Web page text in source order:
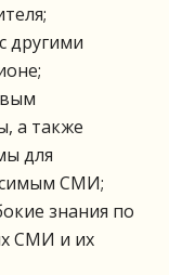
другими
а также
для
СМИ;
знания по
СМИ и их